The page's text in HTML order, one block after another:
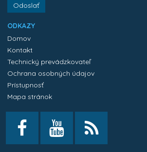
Odoslať
ODKAZY
Domov
Kontakt
Technický prevádzkovateľ
Ochrana osobných údajov
Prístupnosť
Mapa stránok